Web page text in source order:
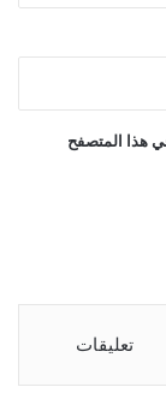
هذا المتصفح
تعليقات